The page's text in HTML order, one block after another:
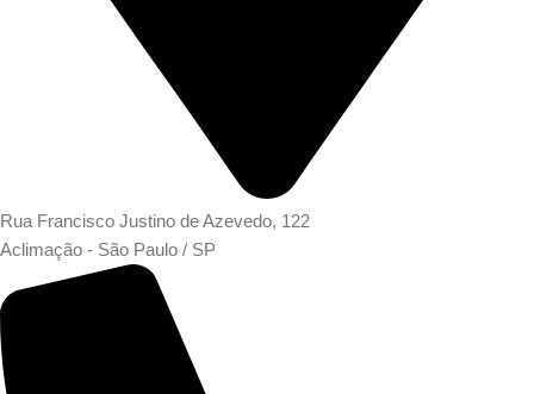
Rua Francisco Justino de Azevedo, 122
Aclimação - São Paulo / SP